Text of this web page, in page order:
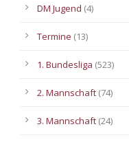
DM Jugend (4)
Termine (13)
1. Bundesliga (523)
2. Mannschaft (74)
3. Mannschaft (24)